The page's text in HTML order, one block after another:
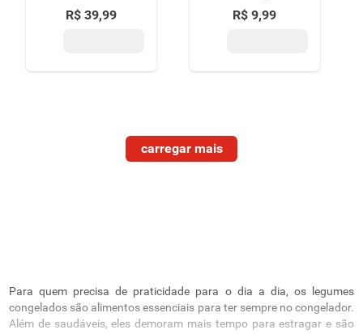
R$ 39,99
R$ 9,99
Para quem precisa de praticidade para o dia a dia, os legumes
congelados são alimentos essenciais para ter sempre no congelador.
Além de saudáveis, eles demoram mais tempo para estragar e são